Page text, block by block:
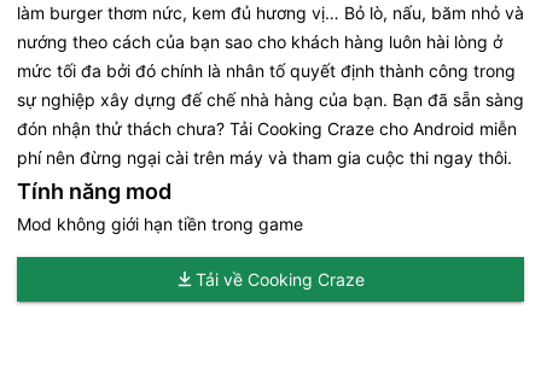
làm burger thơm nức, kem đủ hương vị… Bỏ lò, nấu, băm nhỏ và
nướng theo cách của bạn sao cho khách hàng luôn hài lòng ở
mức tối đa bởi đó chính là nhân tố quyết định thành công trong
sự nghiệp xây dựng đế chế nhà hàng của bạn. Bạn đã sẵn sàng
đón nhận thử thách chưa? Tải Cooking Craze cho Android miễn
phí nên đừng ngại cài trên máy và tham gia cuộc thi ngay thôi.
Tính năng mod
Mod không giới hạn tiền trong game
Tải về Cooking Craze